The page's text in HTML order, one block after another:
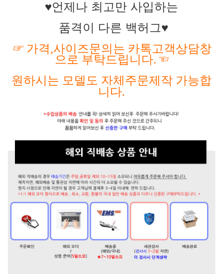
♥언제나 최고만 사입하는
품격이 다른 백허그♥
☞ 가격,사이즈문의는 카톡고객상담창
으로 부탁드립니다. ☜
원하시는 모델도 자체주문제작 가능합
니다.